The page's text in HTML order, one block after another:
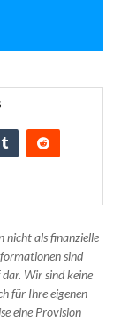
nicht als finanzielle
sind
Wir sind keine
für Ihre eigenen
eine Provision